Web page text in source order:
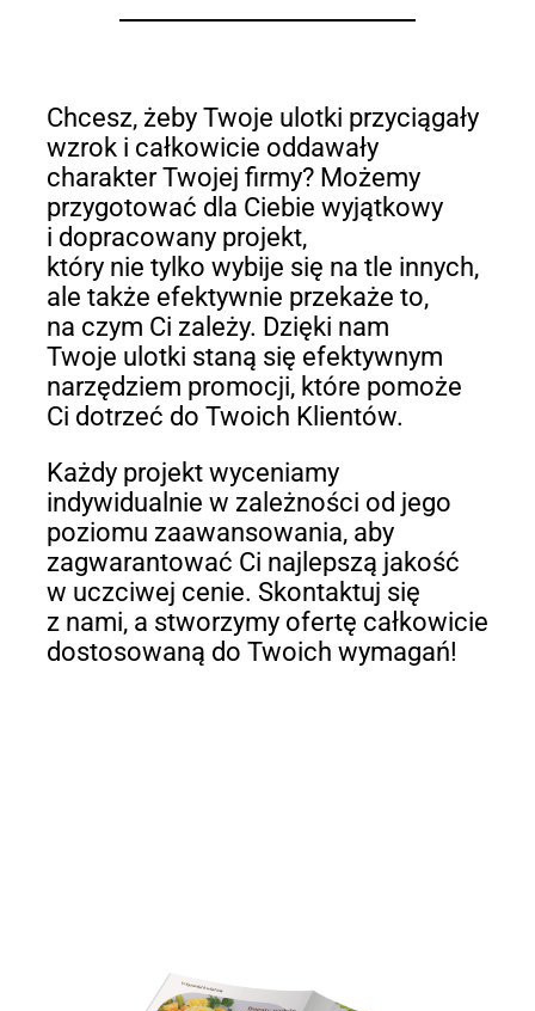
Chcesz, żeby Twoje ulotki przyciągały
wzrok i całkowicie oddawały
charakter Twojej firmy? Możemy
przygotować dla Ciebie wyjątkowy
i dopracowany projekt,
który nie tylko wybije się na tle innych,
ale także efektywnie przekaże to,
na czym Ci zależy. Dzięki nam
Twoje ulotki staną się efektywnym
narzędziem promocji, które pomoże
Ci dotrzeć do Twoich Klientów.
Każdy projekt wyceniamy
indywidualnie w zależności od jego
poziomu zaawansowania, aby
zagwarantować Ci najlepszą jakość
w uczciwej cenie. Skontaktuj się
z nami, a stworzymy ofertę całkowicie
dostosowaną do Twoich wymagań!